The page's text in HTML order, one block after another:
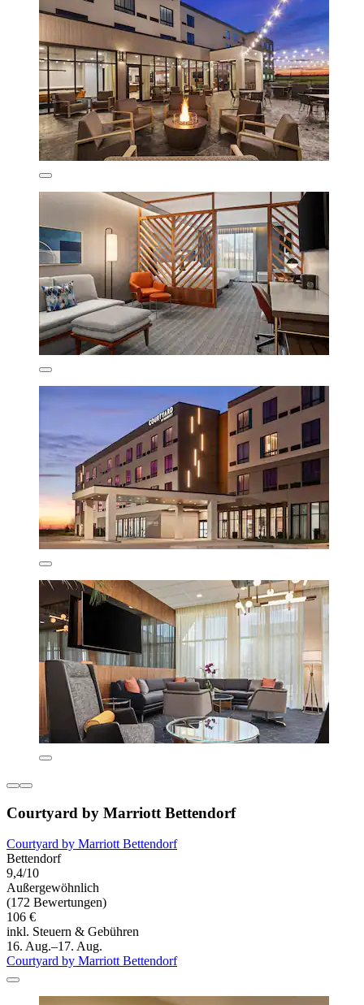
Courtyard by Marriott Bettendorf
Courtyard by Marriott Bettendorf
Bettendorf
9,4/10
Außergewöhnlich
(172 Bewertungen)
106 €
inkl. Steuern & Gebühren
16. Aug.–17. Aug.
Courtyard by Marriott Bettendorf